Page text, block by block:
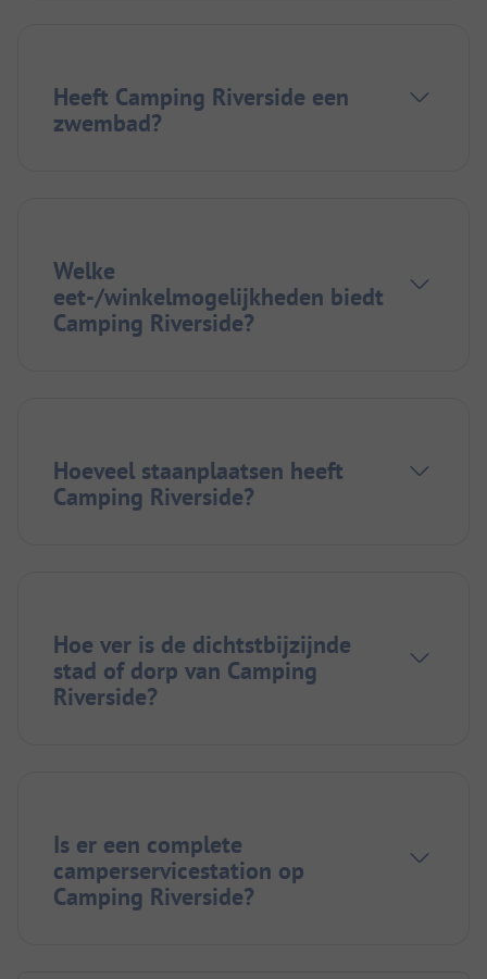
Heeft Camping Riverside een
zwembad?
Welke
eet-/winkelmogelijkheden biedt
Camping Riverside?
Hoeveel staanplaatsen heeft
Camping Riverside?
Hoe ver is de dichtstbijzijnde
stad of dorp van Camping
Riverside?
Is er een complete
camperservicestation op
Camping Riverside?